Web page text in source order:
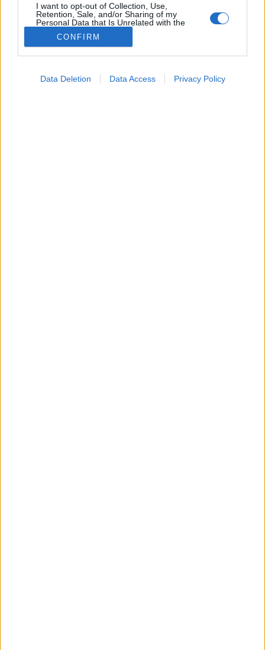
I want to opt-out of Collection, Use,
Retention, Sale, and/or Sharing of my
Personal Data that Is Unrelated with the
Purposes for which it was collected.
Opted Out
CONFIRM
Data Deletion Data Access Privacy Policy